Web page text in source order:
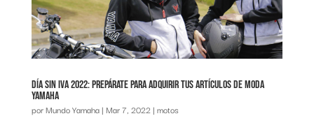
Día sin IVA 2022: prepárate para adquirir tus artículos de Moda
Yamaha
porMundo Yamaha| Mar 7, 2022| motos